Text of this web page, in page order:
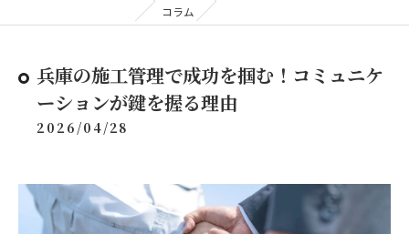
コラム
兵庫の施工管理で成功を掴む！コミュニケ
ーションが鍵を握る理由
2026/04/28